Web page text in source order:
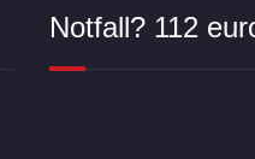
Notfall? 112